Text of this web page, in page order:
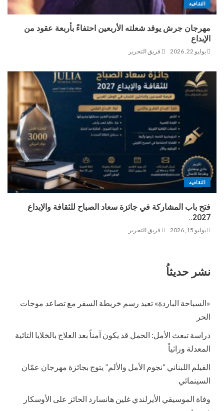
الثقافية
مهرجان جرش يوقد شعلته الأربعين احتفاءً بأربعة عقود من
الإبداع
يوليو 22, 2026 فريق التحرير
الثقافية
فتح باب المشاركة في جائزة سعاد الصباح للثقافة والإبداع
2027..
يوليو 15, 2026 فريق التحرير
نشر حديثاُ
«السياحة الباردة» تعيد رسم خريطة السفر مع تصاعد موجات
الحر
دراسة تبعث الأمل: الحمل قد يكون آمناً بعد العلاج بالخلايا التائية
المعدلة وراثياً
الفيلم اللبناني “نجوم الأمل والألم” يتوج بجائزة مهرجان عمّان
السينمائي
وفاة الموسيقي الأيرلندي غلين هانسارد الحائز على الأوسكار